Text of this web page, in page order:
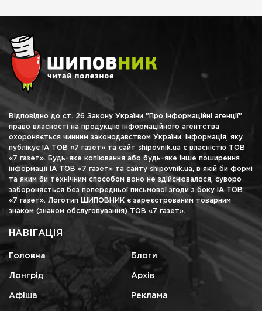
Відповідно до ст. 26 Закону України "Про інформаційні агенції"
право власності на продукцію інформаційного агентства
охороняється чинним законодавством України. Інформація, яку
публікує ІА ТОВ «7 газет» та сайт shipovnik.ua є власністю ТОВ
«7 газет». Будь-яке копіювання або будь-яке інше поширення
інформації ІА ТОВ «7 газет» та сайту shipovnik.ua, в якій би формі
та яким би технічним способом воно не здійснювалося, суворо
забороняється без попередньої письмової згоди з боку ІА ТОВ
«7 газет». Логотип ШИПОВНИК є зареєстрованим товарним
знаком (знаком обслуговування) ТОВ «7 газет».
НАВІГАЦІЯ
Головна Блоги
Лонгрід Архів
Афіша Реклама